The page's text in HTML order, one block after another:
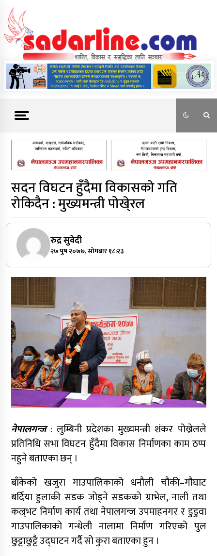
content
News For Nepal
सदन विघटन हुँदैमा विकासको गति
रोकिदैन : मुख्यमन्त्री पोखे्रल
रुद्र सुवेदी
२७ पुष २०७७, सोमबार १८:२३
नेपालगन्ज: लुम्बिनी प्रदेशका मुख्यमन्त्री शंकर पोख्रेलले
प्रतिनिधि सभा विघटन हुँदैमा विकास निर्माणका काम ठप्प
नहुने बताएका छन् ।
बाँकेको खजुरा गाउपालिकाको धनौली चौकी–गौघाट
बर्दिया हुलाकी सडक जोड्ने सडकको ग्राभेल, नाली तथा
कल्र्भट निर्माण कार्य तथा नेपालगन्ज उपमाहनगर र डुडुवा
गाउपालिकाको गन्धेली नालामा निर्माण गरिएको पुल
छुट्टाछुट्टै उद्घाटन गर्दै सो कुरा बताएका हुन ।